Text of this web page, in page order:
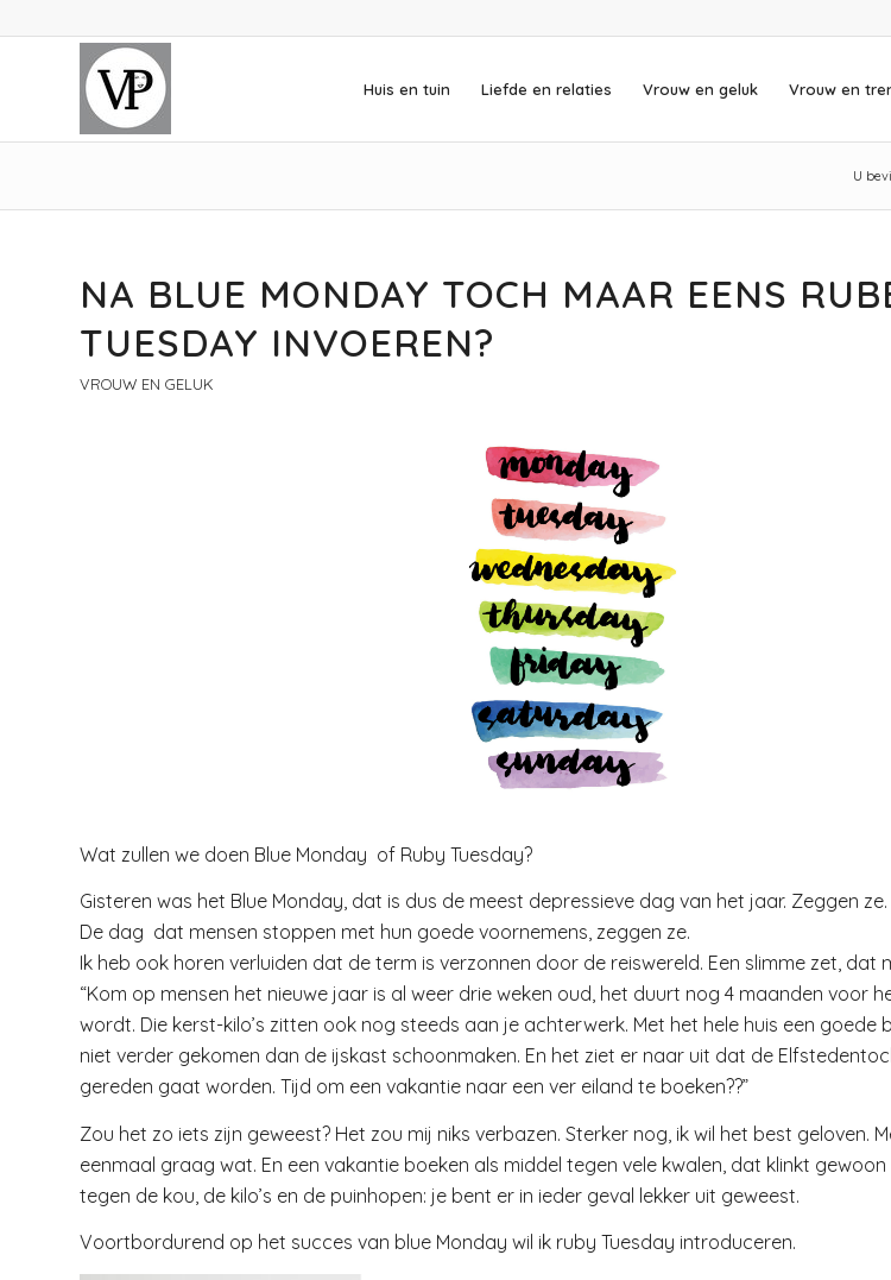
Huis en tuin Liefde en relaties Vrouw en geluk Vrouw en
U
NA BLUE MONDAY TOCH MAAR EENS
TUESDAY INVOEREN?
VROUW EN GELUK
Wat zullen we doen Blue Monday of Ruby Tuesday?
Gisteren was het Blue Monday, dat is dus de meest depressieve dag van het jaar. Zeggen ze.
De dag dat mensen stoppen met hun goede voornemens, zeggen ze.
Ik heb ook horen verluiden dat de term is verzonnen door de reiswereld. Een slimme zet, dat
“Kom op mensen het nieuwe jaar is al weer drie weken oud, het duurt nog 4 maanden voor
wordt. Die kerst-kilo’s zitten ook nog steeds aan je achterwerk. Met het hele huis een goede
niet verder gekomen dan de ijskast schoonmaken. En het ziet er naar uit dat de
gereden gaat worden. Tijd om een vakantie naar een ver eiland te boeken??”
Zou het zo iets zijn geweest? Het zou mij niks verbazen. Sterker nog, ik wil het best geloven.
eenmaal graag wat. En een vakantie boeken als middel tegen vele kwalen, dat klinkt
tegen de kou, de kilo’s en de puinhopen: je bent er in ieder geval lekker uit geweest.
Voortbordurend op het succes van blue Monday wil ik ruby Tuesday introduceren.